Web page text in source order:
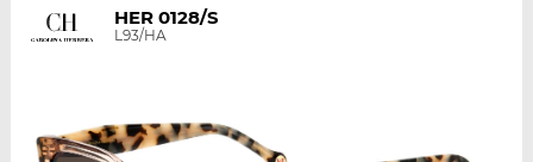
HER 0128/S
L93/HA